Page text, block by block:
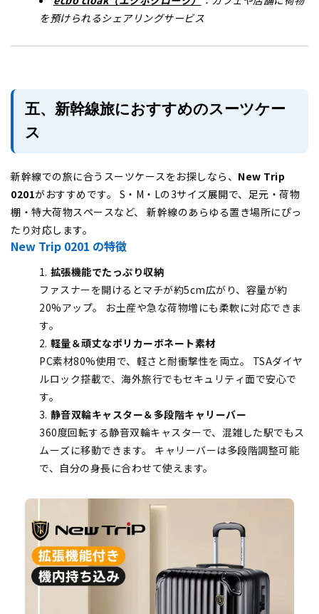
を預けられるシェアリングサービス
五、新幹線旅におすすめのスーツケー
ス
新幹線での旅に合うスーツケースをお探しなら、 New Trip
0201がおすすめです。 S・M・Lの3サイズ展開で、足元・荷物
棚・特大荷物スペースなど、 新幹線のあらゆる置き場所にぴっ
たり対応します。
New Trip 0201 の特徴
拡張機能でたっぷり収納
ファスナーを開けるとマチが約5cm広がり、容量が約
20%アップ。 お土産や急な荷物増にも柔軟に対応できま
す。
軽量＆頑丈なポリカーボネート素材
PC素材80%使用で、軽さと耐衝撃性を両立。 TSAダイヤ
ルロック搭載で、海外旅行でもセキュリティ面で安心で
す。
静音双輪キャスター＆多段階キャリーバー
360度回転する静音双輪キャスターで、混雑した駅でもス
ムーズに移動できます。 キャリーバーは多段階調整可能
で、自分の身長に合わせて使えます。